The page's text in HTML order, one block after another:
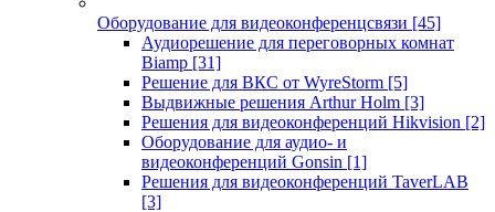
Оборудование для видеоконференцсвязи [45]
Аудиорешение для переговорных комнат
Biamp [31]
Решение для ВКС от WyreStorm [5]
Выдвижные решения Arthur Holm [3]
Решения для видеоконференций Hikvision [2]
Оборудование для аудио- и
видеоконференций Gonsin [1]
Решения для видеоконференций TaverLAB
[3]